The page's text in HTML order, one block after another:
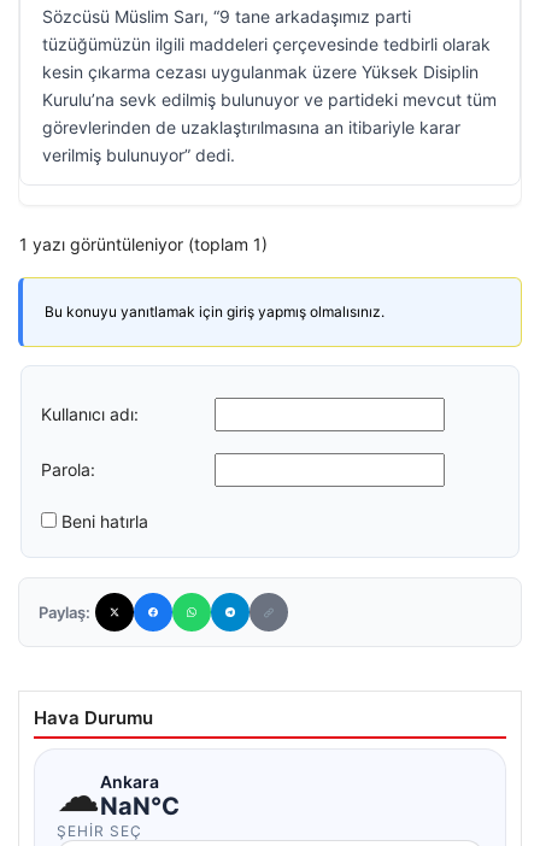
Sözcüsü Müslim Sarı, “9 tane arkadaşımız parti
tüzüğümüzün ilgili maddeleri çerçevesinde tedbirli olarak
kesin çıkarma cezası uygulanmak üzere Yüksek Disiplin
Kurulu’na sevk edilmiş bulunuyor ve partideki mevcut tüm
görevlerinden de uzaklaştırılmasına an itibariyle karar
verilmiş bulunuyor” dedi.
1 yazı görüntüleniyor (toplam 1)
Bu konuyu yanıtlamak için giriş yapmış olmalısınız.
Kullanıcı adı:
Parola:
Beni hatırla
Paylaş:
Hava Durumu
☁Ankara
NaN°C
ŞEHIR SEÇ